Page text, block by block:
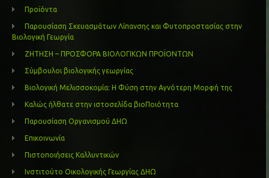
Προϊόντα
Παρουσίαση Σκευασμάτων Λίπανσης και Φυτοπροστασίας στην
Βιολογική Γεωργία
ΖΗΤΗΣΗ – ΠΡΟΣΦΟΡΑ ΒΙΟΛΟΓΙΚΩΝ ΠΡΟΪΟΝΤΩΝ
Σύμβουλοι βιολογικής γεωργίας
Βιολογική Μελισσοκομία: Η Φύση στην Αγνότερη Μορφή της
Καλώς ήλθατε στην ιστοσελίδα βιοΠοιότητα
Παρουσίαση Οργανισμού ΔΗΩ
Επικοινωνία
Πιστοποιήσεις Καλλυντικών
Ινστιτούτο Οικολογικής Γεωργίας ΔΗΩ